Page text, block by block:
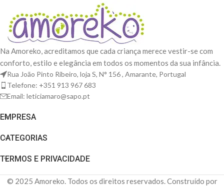
Na Amoreko, acreditamos que cada criança merece vestir-se com
conforto, estilo e elegância em todos os momentos da sua infância.
Rua João Pinto Ribeiro, loja S, N° 156 , Amarante, Portugal
Telefone: +351 913 967 683
Email: leticiamaro@sapo.pt
EMPRESA
CATEGORIAS
TERMOS E PRIVACIDADE
© 2025 Amoreko. Todos os direitos reservados. Construído por